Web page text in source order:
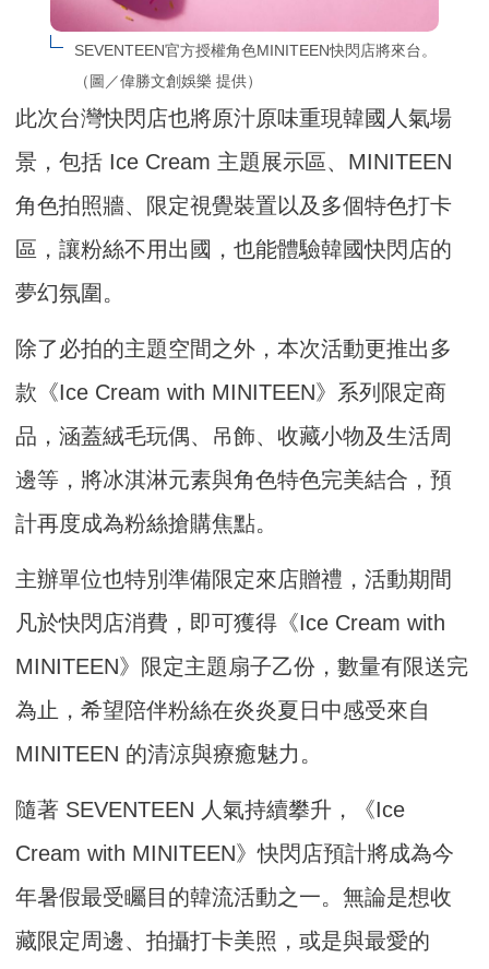
SEVENTEEN官方授權角色MINITEEN快閃店將來台。
（圖／偉勝文創娛樂 提供）
此次台灣快閃店也將原汁原味重現韓國人氣場
景，包括 Ice Cream 主題展示區、MINITEEN
角色拍照牆、限定視覺裝置以及多個特色打卡
區，讓粉絲不用出國，也能體驗韓國快閃店的
夢幻氛圍。
除了必拍的主題空間之外，本次活動更推出多
款《Ice Cream with MINITEEN》系列限定商
品，涵蓋絨毛玩偶、吊飾、收藏小物及生活周
邊等，將冰淇淋元素與角色特色完美結合，預
計再度成為粉絲搶購焦點。
主辦單位也特別準備限定來店贈禮，活動期間
凡於快閃店消費，即可獲得《Ice Cream with
MINITEEN》限定主題扇子乙份，數量有限送完
為止，希望陪伴粉絲在炎炎夏日中感受來自
MINITEEN 的清涼與療癒魅力。
隨著 SEVENTEEN 人氣持續攀升，《Ice
Cream with MINITEEN》快閃店預計將成為今
年暑假最受矚目的韓流活動之一。無論是想收
藏限定周邊、拍攝打卡美照，或是與最愛的